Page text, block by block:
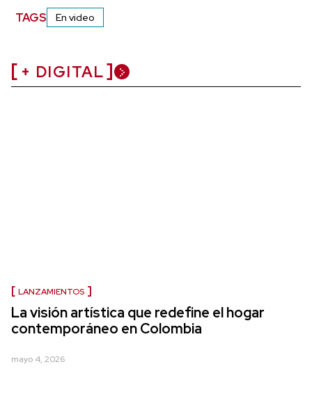
TAGS En video
+ DIGITAL
LANZAMIENTOS
La visión artística que redefine el hogar
contemporáneo en Colombia
mayo 4, 2026